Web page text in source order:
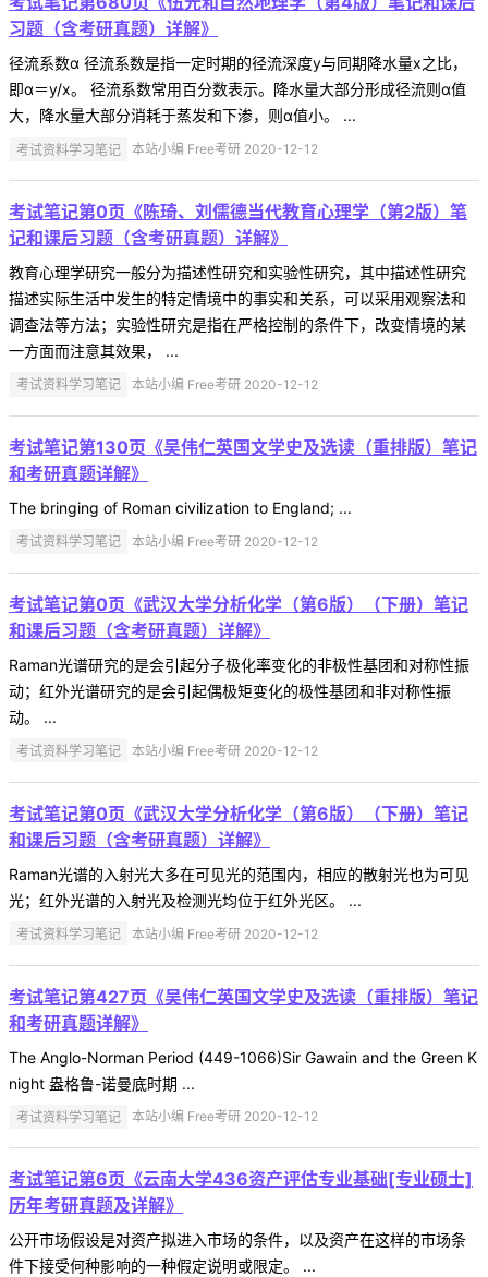
习题（含考研真题）详解》
径流系数α 径流系数是指一定时期的径流深度y与同期降水量x之比，
即α＝y/x。 径流系数常用百分数表示。降水量大部分形成径流则α值
大，降水量大部分消耗于蒸发和下渗，则α值小。 ...
考试资料学习笔记 本站小编 Free考研 2020-12-12
考试笔记第0页《陈琦、刘儒德当代教育心理学（第2版）笔
记和课后习题（含考研真题）详解》
教育心理学研究一般分为描述性研究和实验性研究，其中描述性研究
描述实际生活中发生的特定情境中的事实和关系，可以采用观察法和
调查法等方法；实验性研究是指在严格控制的条件下，改变情境的某
一方面而注意其效果， ...
考试资料学习笔记 本站小编 Free考研 2020-12-12
考试笔记第130页《吴伟仁英国文学史及选读（重排版）笔记
和考研真题详解》
The bringing of Roman civilization to England; ...
考试资料学习笔记 本站小编 Free考研 2020-12-12
考试笔记第0页《武汉大学分析化学（第6版）（下册）笔记
和课后习题（含考研真题）详解》
Raman光谱研究的是会引起分子极化率变化的非极性基团和对称性振
动；红外光谱研究的是会引起偶极矩变化的极性基团和非对称性振
动。 ...
考试资料学习笔记 本站小编 Free考研 2020-12-12
考试笔记第0页《武汉大学分析化学（第6版）（下册）笔记
和课后习题（含考研真题）详解》
Raman光谱的入射光大多在可见光的范围内，相应的散射光也为可见
光；红外光谱的入射光及检测光均位于红外光区。 ...
考试资料学习笔记 本站小编 Free考研 2020-12-12
考试笔记第427页《吴伟仁英国文学史及选读（重排版）笔记
和考研真题详解》
The Anglo-Norman Period (449-1066)Sir Gawain and the Green K
night 盎格鲁-诺曼底时期 ...
考试资料学习笔记 本站小编 Free考研 2020-12-12
考试笔记第6页《云南大学436资产评估专业基础[专业硕士]
历年考研真题及详解》
公开市场假设是对资产拟进入市场的条件，以及资产在这样的市场条
件下接受何种影响的一种假定说明或限定。 ...